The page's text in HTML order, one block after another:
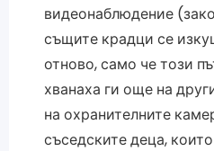
видеонаблюдение
същите крадци се
отново, само че този
хванаха ги още на
на охранителните
съседските деца,